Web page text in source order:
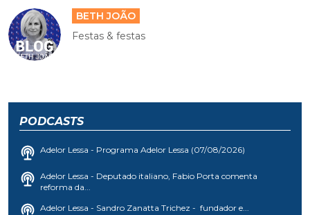
BETH JOÃO
Festas & festas
PODCASTS
Adelor Lessa - Programa Adelor Lessa (07/08/2026)
Adelor Lessa - Deputado italiano, Fabio Porta comenta
reforma da...
Adelor Lessa - Sandro Zanatta Trichez - fundador e...